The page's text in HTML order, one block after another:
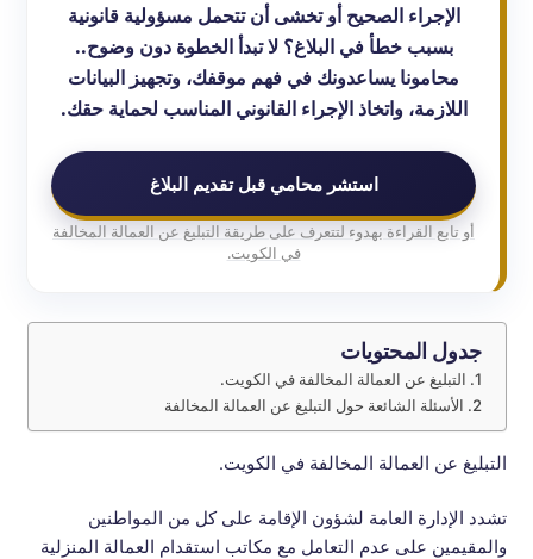
الإجراء الصحيح أو تخشى أن تتحمل مسؤولية قانونية
بسبب خطأ في البلاغ؟ لا تبدأ الخطوة دون وضوح..
محامونا يساعدونك في فهم موقفك، وتجهيز البيانات
اللازمة، واتخاذ الإجراء القانوني المناسب لحماية حقك.
استشر محامي قبل تقديم البلاغ
أو تابع القراءة بهدوء لتتعرف على طريقة التبليغ عن العمالة المخالفة
في الكويت.
جدول المحتويات
التبليغ عن العمالة المخالفة في الكويت.
الأسئلة الشائعة حول التبليغ عن العمالة المخالفة
التبليغ عن العمالة المخالفة في الكويت.
تشدد الإدارة العامة لشؤون الإقامة على كل من المواطنين
والمقيمين على عدم التعامل مع مكاتب استقدام العمالة المنزلية